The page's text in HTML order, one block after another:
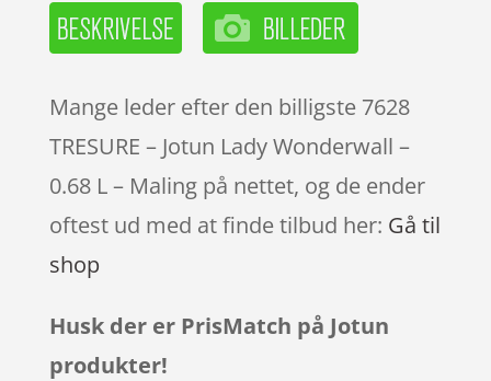
Mange leder efter den billigste 7628
TRESURE – Jotun Lady Wonderwall –
0.68 L – Maling på nettet, og de ender
oftest ud med at finde tilbud her: Gå til
shop
Husk der er PrisMatch på Jotun
produkter!